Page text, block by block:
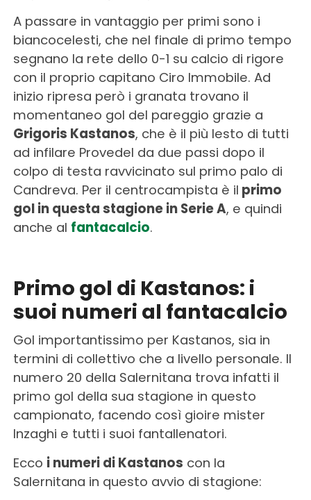
A passare in vantaggio per primi sono i
biancocelesti, che nel finale di primo tempo
segnano la rete dello 0-1 su calcio di rigore
con il proprio capitano Ciro Immobile. Ad
inizio ripresa però i granata trovano il
momentaneo gol del pareggio grazie a
Grigoris Kastanos, che è il più lesto di tutti
ad infilare Provedel da due passi dopo il
colpo di testa ravvicinato sul primo palo di
Candreva. Per il centrocampista è il primo
gol in questa stagione in Serie A, e quindi
anche al fantacalcio.
Primo gol di Kastanos: i
suoi numeri al fantacalcio
Gol importantissimo per Kastanos, sia in
termini di collettivo che a livello personale. Il
numero 20 della Salernitana trova infatti il
primo gol della sua stagione in questo
campionato, facendo così gioire mister
Inzaghi e tutti i suoi fantallenatori.
Ecco i numeri di Kastanos con la
Salernitana in questo avvio di stagione: